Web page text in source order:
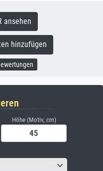
ansehen
hinzufügen
Höhe (Motiv, cm)